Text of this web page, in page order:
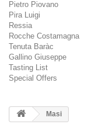
Pietro Piovano
Pira Luigi
Ressia
Rocche Costamagna
Tenuta Baràc
Gallino Giuseppe
Tasting List
Special Offers
Masi